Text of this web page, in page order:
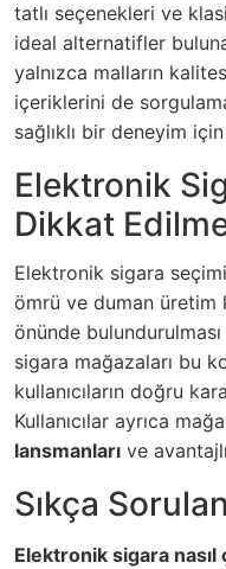
tatlı seçenekleri ve
ideal alternatifler
yalnızca malların
içeriklerini de
sağlıklı bir deneyim
Elektronik
Dikkat
Elektronik sigara
ömrü ve duman
önünde
sigara mağazaları bu
kullanıcıların doğru
Kullanıcılar ayrıca
lansmanları ve
Sıkça
Elektronik sigara nasıl